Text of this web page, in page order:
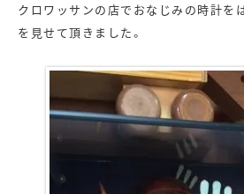
クロワッサンの店でおなじみの時計を
を見せて頂きました。